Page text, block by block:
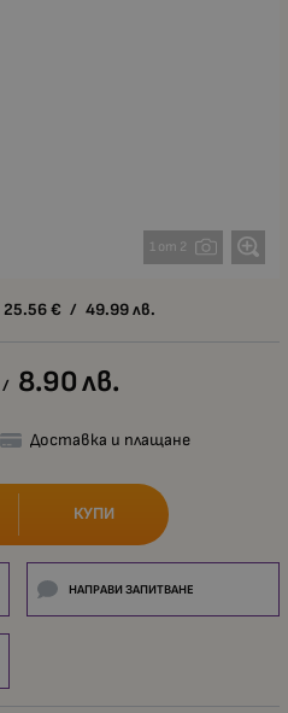
1 от 2
25.56 € / 49.99 лв.
/ 8.90лв.
Доставка и плащане
КУПИ
НАПРАВИ ЗАПИТВАНЕ